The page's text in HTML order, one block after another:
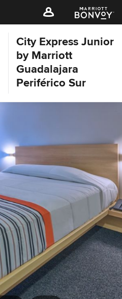
City Express Junior
by Marriott
Guadalajara
Periférico Sur